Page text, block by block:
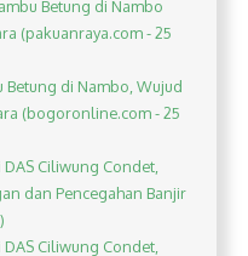
Betung di Nambo
(pakuanraya.com - 25
Betung di Nambo, Wujud
(bogoronline.com - 25
DAS Ciliwung Condet,
dan Pencegahan Banjir
DAS Ciliwung Condet,